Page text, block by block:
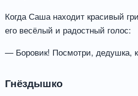
Когда Саша находит красивый
его весёлый и радостный голос:
— Боровик! Посмотри, дедушка,
Гнёздышко